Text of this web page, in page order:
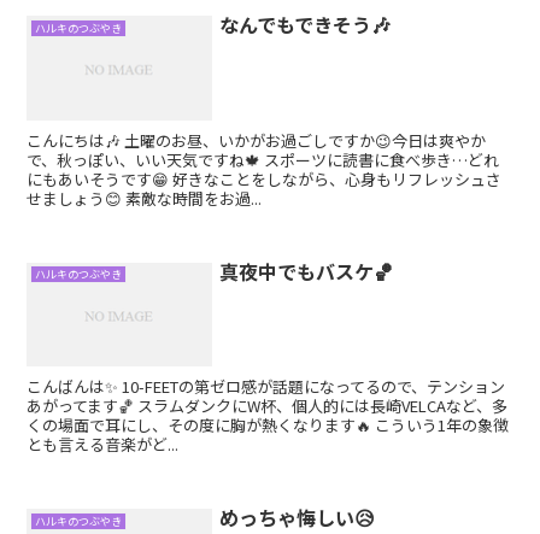
ハルキのつぶやき なんでもできそう🎶
こんにちは🎶 土曜のお昼、いかがお過ごしですか😉今日は爽やか
で、秋っぽい、いい天気ですね🍁 スポーツに読書に食べ歩き…どれ
にもあいそうです😁 好きなことをしながら、心身もリフレッシュさ
せましょう😊 素敵な時間をお過...
ハルキのつぶやき 真夜中でもバスケ🏀
こんばんは✨ 10-FEETの第ゼロ感が話題になってるので、テンション
あがってます🏀 スラムダンクにW杯、個人的には長崎VELCAなど、多
くの場面で耳にし、その度に胸が熱くなります🔥 こういう1年の象徴
とも言える音楽がど...
ハルキのつぶやき めっちゃ悔しい😥